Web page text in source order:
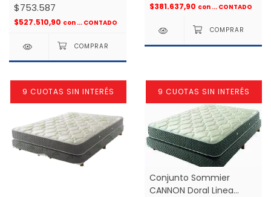
$753.587
$527.510,90 con ... CONTADO
$381.637,90 con ... CONTADO
9 CUOTAS SIN INTERÉS 9 CUOTAS SIN INTERÉS
Conjunto Sommier
CANNON Doral Linea